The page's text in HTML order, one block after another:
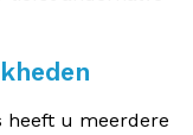
heeft u meerdere